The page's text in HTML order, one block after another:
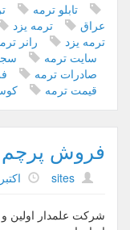
تابلو ترمه
عراق
ترمه یزد
ترمه یزد
رانر
سایت ترمه
صادرات ترمه
قیمت ترمه
فروش پرچم
اکتبر 12, 2020 sites
شرکت علمدار اولین